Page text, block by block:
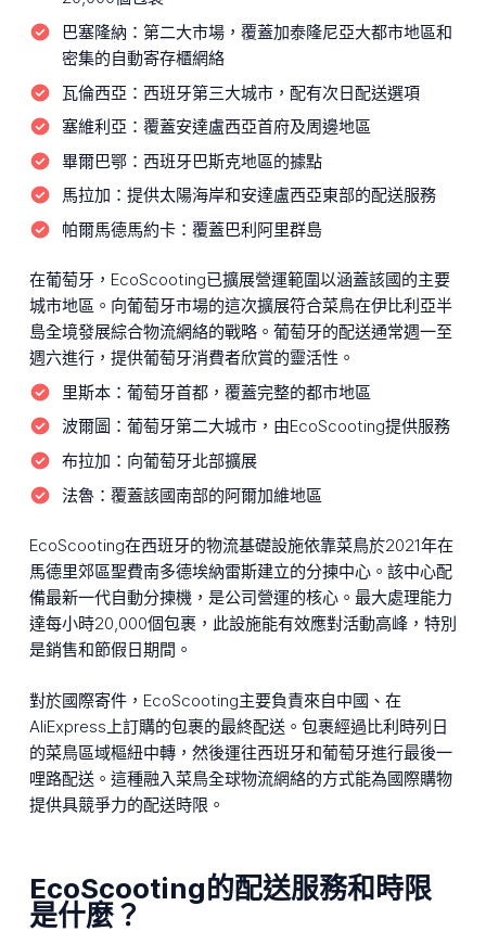
巴塞隆納： 第二大市場，覆蓋加泰隆尼亞大都市地區和
密集的自動寄存櫃網絡
瓦倫西亞： 西班牙第三大城市，配有次日配送選項
塞維利亞： 覆蓋安達盧西亞首府及周邊地區
畢爾巴鄂： 西班牙巴斯克地區的據點
馬拉加： 提供太陽海岸和安達盧西亞東部的配送服務
帕爾馬德馬約卡： 覆蓋巴利阿里群島
在葡萄牙，EcoScooting已擴展營運範圍以涵蓋該國的主要
城市地區。向葡萄牙市場的這次擴展符合菜鳥在伊比利亞半
島全境發展綜合物流網絡的戰略。葡萄牙的配送通常週一至
週六進行，提供葡萄牙消費者欣賞的靈活性。
里斯本： 葡萄牙首都，覆蓋完整的都市地區
波爾圖： 葡萄牙第二大城市，由EcoScooting提供服務
布拉加： 向葡萄牙北部擴展
法魯： 覆蓋該國南部的阿爾加維地區
EcoScooting在西班牙的物流基礎設施依靠菜鳥於2021年在
馬德里郊區聖費南多德埃納雷斯建立的分揀中心。該中心配
備最新一代自動分揀機，是公司營運的核心。最大處理能力
達每小時20,000個包裹，此設施能有效應對活動高峰，特別
是銷售和節假日期間。
對於國際寄件，EcoScooting主要負責來自中國、在
AliExpress上訂購的包裹的最終配送。包裹經過比利時列日
的菜鳥區域樞紐中轉，然後運往西班牙和葡萄牙進行最後一
哩路配送。這種融入菜鳥全球物流網絡的方式能為國際購物
提供具競爭力的配送時限。
EcoScooting的配送服務和時限
是什麼？